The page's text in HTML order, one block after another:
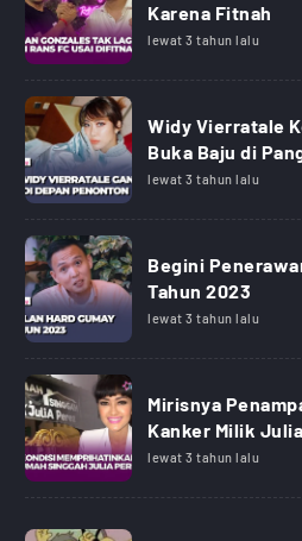
Karena Fitnah
lewat 3 tahun lalu
Widy Vierratale
Buka Baju di
lewat 3 tahun lalu
Begini
Tahun 2023
lewat 3 tahun lalu
Mirisnya
Kanker Milik
lewat 3 tahun lalu